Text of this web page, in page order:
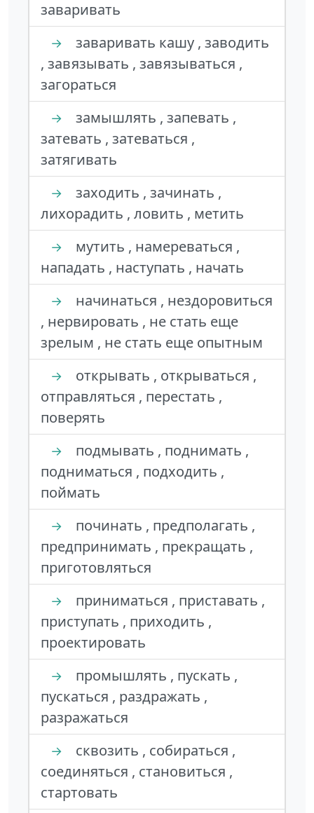
заваривать
→
заваривать кашу , заводить
, завязывать , завязываться ,
загораться
→
замышлять , запевать ,
затевать , затеваться ,
затягивать
→
заходить , зачинать ,
лихорадить , ловить , метить
→
мутить , намереваться ,
нападать , наступать , начать
→
начинаться , нездоровиться
, нервировать , не стать еще
зрелым , не стать еще опытным
→
открывать , открываться ,
отправляться , перестать ,
поверять
→
подмывать , поднимать ,
подниматься , подходить ,
поймать
→
починать , предполагать ,
предпринимать , прекращать ,
приготовляться
→
приниматься , приставать ,
приступать , приходить ,
проектировать
→
промышлять , пускать ,
пускаться , раздражать ,
разражаться
→
сквозить , собираться ,
соединяться , становиться ,
стартовать